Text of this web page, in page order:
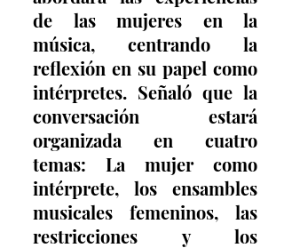
de las mujeres en la
música, centrando la
reflexión en su papel como
intérpretes. Señaló que la
conversación estará
organizada en cuatro
temas: La mujer como
intérprete, los ensambles
musicales femeninos, las
restricciones y los